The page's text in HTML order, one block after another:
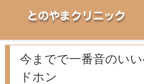
とのやまクリニック
今までで一番音のいい
ドホン